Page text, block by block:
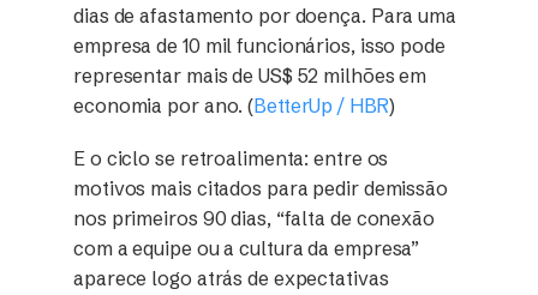
dias de afastamento por doença. Para uma
empresa de 10 mil funcionários, isso pode
representar mais de US$ 52 milhões em
economia por ano. (BetterUp / HBR)
E o ciclo se retroalimenta: entre os
motivos mais citados para pedir demissão
nos primeiros 90 dias, “falta de conexão
com a equipe ou a cultura da empresa”
aparece logo atrás de expectativas